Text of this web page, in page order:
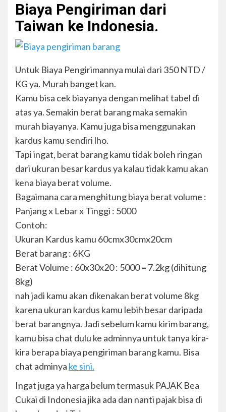
Biaya Pengiriman dari
Taiwan ke Indonesia.
Untuk Biaya Pengirimannya mulai dari 350 NTD /
KG ya. Murah banget kan.
Kamu bisa cek biayanya dengan melihat tabel di
atas ya. Semakin berat barang maka semakin
murah biayanya. Kamu juga bisa menggunakan
kardus kamu sendiri lho.
Tapi ingat, berat barang kamu tidak boleh ringan
dari ukuran besar kardus ya kalau tidak kamu akan
kena biaya berat volume.
Bagaimana cara menghitung biaya berat volume :
Panjang x Lebar x Tinggi : 5000
Contoh:
Ukuran Kardus kamu 60cmx30cmx20cm
Berat barang : 6KG
Berat Volume : 60x30x20 : 5000 = 7.2kg (dihitung
8kg)
nah jadi kamu akan dikenakan berat volume 8kg
karena ukuran kardus kamu lebih besar daripada
berat barangnya. Jadi sebelum kamu kirim barang,
kamu bisa chat dulu ke adminnya untuk tanya kira-
kira berapa biaya pengiriman barang kamu. Bisa
chat adminya ke sini.
Ingat juga ya harga belum termasuk PAJAK Bea
Cukai di Indonesia jika ada dan nanti pajak bisa di